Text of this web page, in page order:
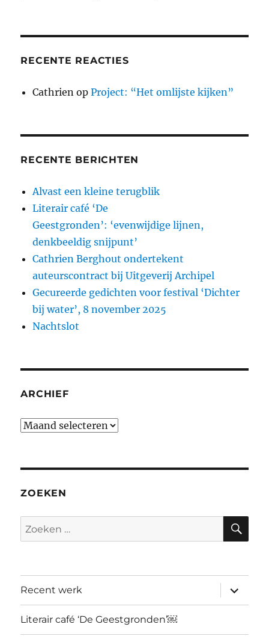
RECENTE REACTIES
Cathrien opProject: “Het omlijste kijken”
RECENTE BERICHTEN
Alvast een kleine terugblik
Literair café ‘De
Geestgronden’: ‘evenwijdige lijnen,
denkbeeldig snijpunt’
Cathrien Berghout ondertekent
auteurscontract bij Uitgeverij Archipel
Gecureerde gedichten voor festival ‘Dichter
bij water’, 8 november 2025
Nachtslot
ARCHIEF
Archief
ZOEKEN
Zoeken
naar:
Recent werk
Literair café ‘De Geestgronden’￼